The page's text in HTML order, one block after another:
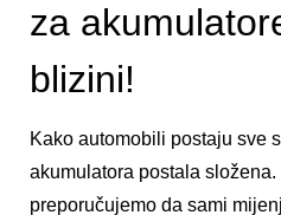
za
blizini!
Kako automobili postaju sve
akumulatora postala
preporučujemo da sami